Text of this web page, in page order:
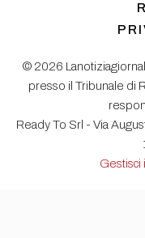
© 2026
presso il Tribunale di
Ready To Srl - Via
Gestisci